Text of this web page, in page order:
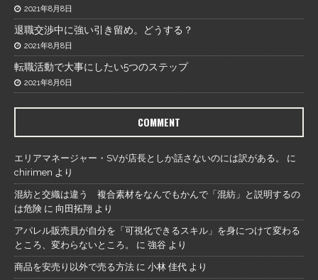
2021年8月8日
退職交渉中に強い引き留め。どうする？
2021年8月8日
転職活動で大事にしたい5つのステップ
2021年8月6日
COMMENT
エリアマネージャー・SVが店長としか話さないのには訳がある。
に
chirimen より
混紡と交織は違う 複合素材をなんでもかんで「混紡」と説明するの
は危険 に 向田拓翔 より
アパレル販売員が自分を「可視化できるスキル」を身につけて変わる
ところ、変わらないところ。
に 強谷 より
商品を安売り以外で売る方法 に 小林 佳代 より